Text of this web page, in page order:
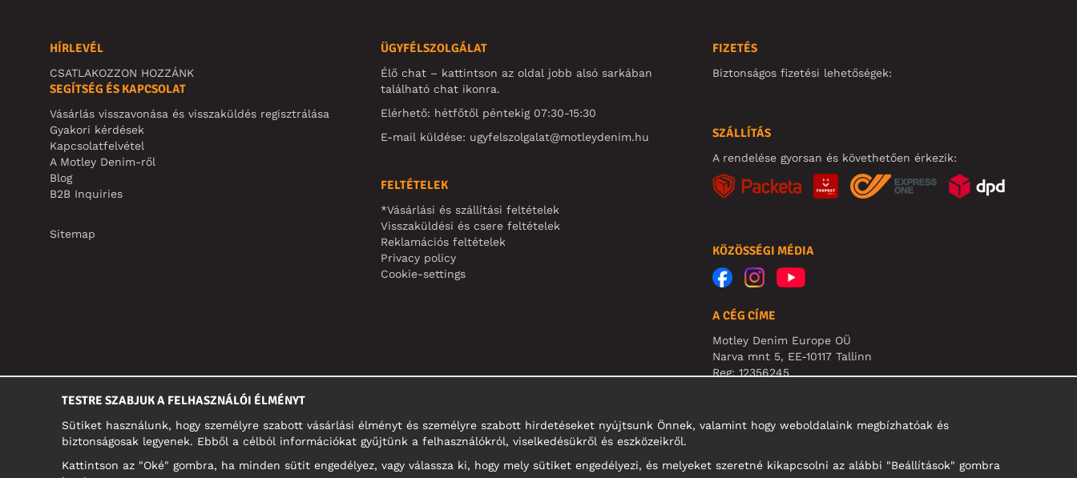
HÍRLEVÉL
CSATLAKOZZON HOZZÁNK
SEGÍTSÉG ÉS KAPCSOLAT
Vásárlás visszavonása és visszaküldés regisztrálása
Gyakori kérdések
Kapcsolatfelvétel
A Motley Denim-ről
Blog
B2B Inquiries
Sitemap
ÜGYFÉLSZOLGÁLAT
Élő chat – kattintson az oldal jobb alsó sarkában
található chat ikonra.
Elérhető: hétfőtől péntekig 07:30-15:30
E-mail küldése: ugyfelszolgalat@motleydenim.hu
FELTÉTELEK
*Vásárlási és szállítási feltételek
Visszaküldési és csere feltételek
Reklamációs feltételek
Privacy policy
Cookie-settings
FIZETÉS
Biztonságos fizetési lehetőségek:
SZÁLLÍTÁS
A rendelése gyorsan és követhetően érkezik:
KÖZÖSSÉGI MÉDIA
A CÉG CÍME
Motley Denim Europe OÜ
Narva mnt 5, EE-10117 Tallinn
Reg: 12356245
TESTRE SZABJUK A FELHASZNÁLÓI ÉLMÉNYT
Sütiket használunk, hogy személyre szabott vásárlási élményt és személyre szabott hirdetéseket nyújtsunk Önnek, valamint hogy weboldalaink megbízhatóak és
biztonságosak legyenek. Ebből a célból információkat gyűjtünk a felhasználókról, viselkedésükről és eszközeikről.
Kattintson az "Oké" gombra, ha minden sütit engedélyez, vagy válassza ki, hogy mely sütiket engedélyezi, és melyeket szeretné kikapcsolni az alábbi "Beállítások" gombra